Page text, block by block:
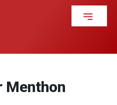
Menthon